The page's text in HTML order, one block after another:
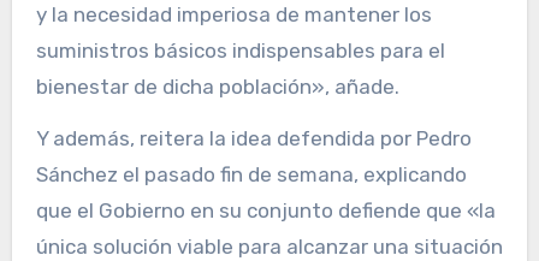
y la necesidad imperiosa de mantener los
suministros básicos indispensables para el
bienestar de dicha población», añade.
Y además, reitera la idea defendida por Pedro
Sánchez el pasado fin de semana, explicando
que el Gobierno en su conjunto defiende que «la
única solución viable para alcanzar una situación